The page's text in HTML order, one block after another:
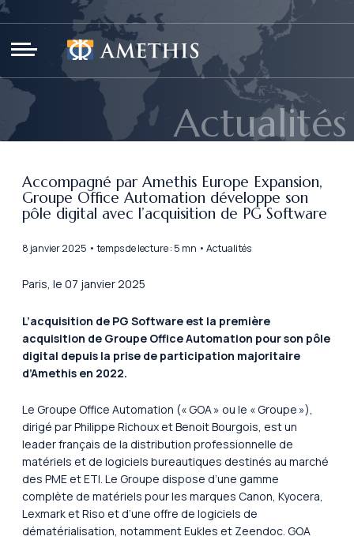
Actualités
Accompagné par Amethis Europe Expansion,
Groupe Office Automation développe son
pôle digital avec l’acquisition de PG Software
8 janvier 2025 • temps de lecture : 5 mn • Actualités
Paris, le 07 janvier 2025
L’acquisition de PG Software est la première
acquisition de Groupe Office Automation pour son pôle
digital depuis la prise de participation majoritaire
d’Amethis en 2022.
Le Groupe Office Automation (« GOA » ou le « Groupe »),
dirigé par Philippe Richoux et Benoit Bourgois, est un
leader français de la distribution professionnelle de
matériels et de logiciels bureautiques destinés au marché
des PME et ETI. Le Groupe dispose d’une gamme
complète de matériels pour les marques Canon, Kyocera,
Lexmark et Riso et d’une offre de logiciels de
dématérialisation, notamment Eukles et Zeendoc. GOA
Panneau de gestion des cookies